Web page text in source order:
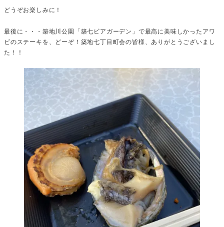
どうぞお楽しみに！
最後に・・・築地川公園「築七ビアガーデン」で最高に美味しかったアワ
ビのステーキを、どーぞ！築地七丁目町会の皆様、ありがとうございまし
た！！